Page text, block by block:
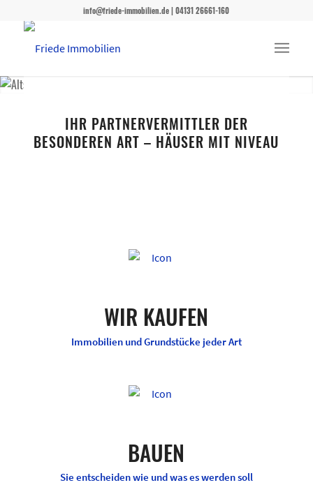
info@friede-immobilien.de | 04131 26661-160
Innovativ. Kompetent. Professionell.
IHR PARTNERVERMITTLER DER
BESONDEREN ART – HÄUSER MIT NIVEAU
WIR KAUFEN
Immobilien und Grundstücke jeder Art
BAUEN
Sie entscheiden wie und was es werden soll